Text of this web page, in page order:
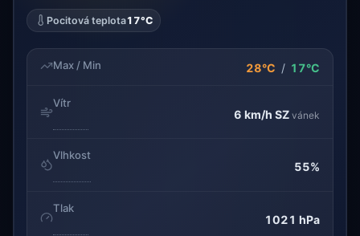
Pocitová teplota17°C
Max / Min 28°C / 17°C
Vítr
6 km/h SZ vánek
Vlhkost
55%
Tlak
1021 hPa